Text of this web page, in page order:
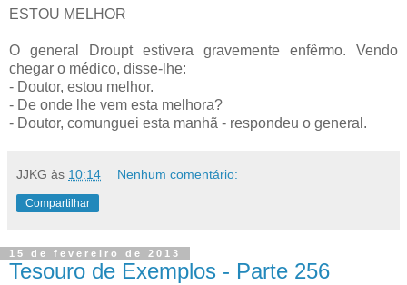
ESTOU MELHOR
O general Droupt estivera gravemente enfêrmo. Vendo
chegar o médico, disse-lhe:
- Doutor, estou melhor.
- De onde lhe vem esta melhora?
- Doutor, comunguei esta manhã - respondeu o general.
JJKG às 10:14 Nenhum comentário:
Compartilhar
15 de fevereiro de 2013
Tesouro de Exemplos - Parte 256